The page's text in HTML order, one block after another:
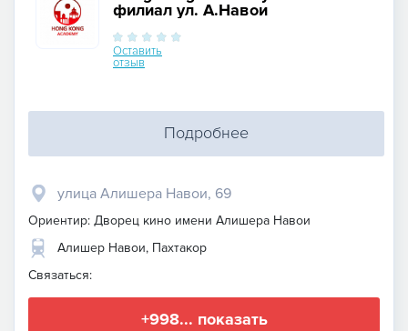
филиал ул. А.Навои
Оставить
отзыв
Подробнее
улица Алишера Навои, 69
Ориентир: Дворец кино имени Алишера Навои
Алишер Навои, Пахтакор
Связаться:
+998... показать